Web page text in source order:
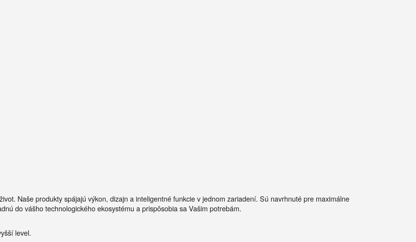
Naše produkty spájajú výkon, dizajn a inteligentné funkcie v jednom zariadení. Sú navrhnuté pre maximálne
do vášho technologického ekosystému a prispôsobia sa Vašim potrebám.
level.